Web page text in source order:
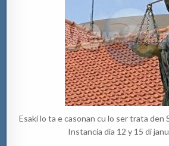
Esaki lo ta e casonan cu lo ser trata den
Instancia dia 12 y 15 di